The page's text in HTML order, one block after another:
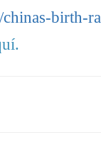
birth-